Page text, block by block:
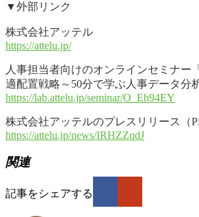
▼外部リンク
株式会社アッテル
https://attelu.jp/
人事担当者向けのオンラインセミナー
適配置戦略～50分で学ぶ人事データ分
https://lab.attelu.jp/seminar/O_Eh94EY
株式会社アッテルのプレスリリース（
https://attelu.jp/news/IRHZZqdJ
関連
記事をシェアする